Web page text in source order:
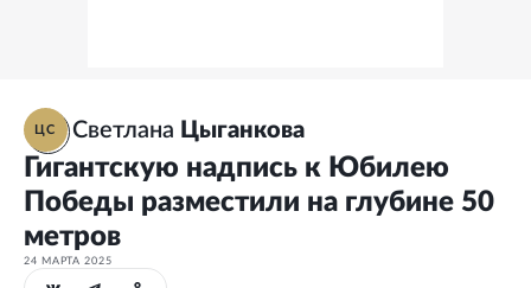
ЦС Светлана Цыганкова
Гигантскую надпись к Юбилею
Победы разместили на глубине 50
метров
24 МАРТА 2025